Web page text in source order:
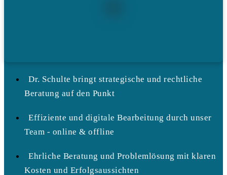
Dr. Schulte bringt strategische und rechtliche
Beratung auf den Punkt
Effiziente und digitale Bearbeitung durch unser
Team - online & offline
Ehrliche Beratung und Problemlösung mit klaren
Kosten und Erfolgsaussichten